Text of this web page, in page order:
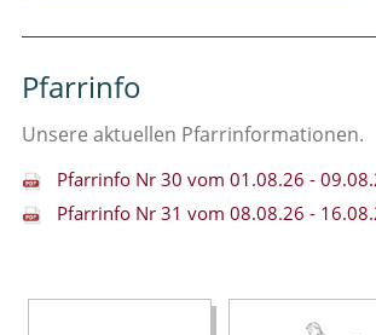
Pfarrinfo
Unsere aktuellen Pfarrinformationen.
Pfarrinfo Nr 30 vom 01.08.26 -
Pfarrinfo Nr 31 vom 08.08.26 -